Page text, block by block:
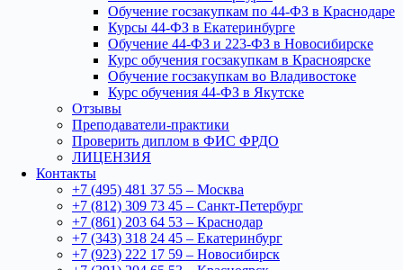
Обучение госзакупкам по 44-ФЗ в Краснодаре
Курсы 44-ФЗ в Екатеринбурге
Обучение 44-ФЗ и 223-ФЗ в Новосибирске
Курс обучения госзакупкам в Красноярске
Обучение госзакупкам во Владивостоке
Курс обучения 44-ФЗ в Якутске
Отзывы
Преподаватели-практики
Проверить диплом в ФИС ФРДО
ЛИЦЕНЗИЯ
Контакты
+7 (495) 481 37 55 – Москва
+7 (812) 309 73 45 – Санкт-Петербург
+7 (861) 203 64 53 – Краснодар
+7 (343) 318 24 45 – Екатеринбург
+7 (923) 222 17 59 – Новосибирск